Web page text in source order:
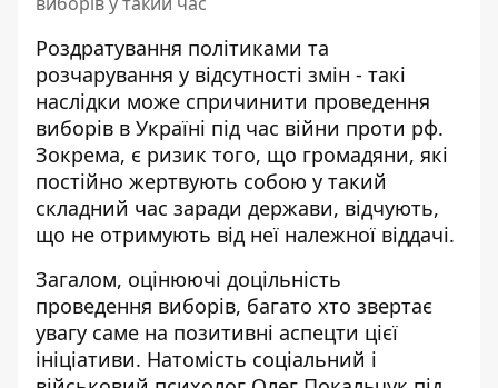
Роздратування політиками та
розчарування у відсутності змін - такі
наслідки може спричинити проведення
виборів в Україні під час війни проти рф.
Зокрема, є ризик того, що громадяни, які
постійно жертвують собою у такий
складний час заради держави, відчують,
що не отримують від неї належної віддачі.
Загалом, оцінюючі доцільність
проведення виборів, багато хто звертає
увагу саме на позитивні аспецти цієї
ініціативи. Натомість соціальний і